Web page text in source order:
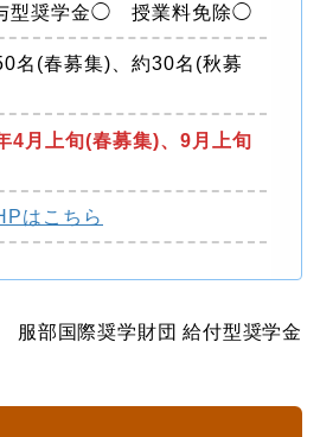
型奨学金◯ 授業料免除◯
名(春募集)、約30名(秋募
4月上旬(春募集)、9月上旬
はこちら
服部国際奨学財団 給付型奨学金